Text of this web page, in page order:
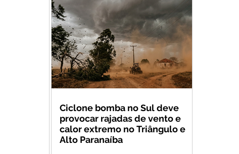
Ciclone bomba no Sul deve
provocar rajadas de vento e
calor extremo no Triângulo e
Alto Paranaíba